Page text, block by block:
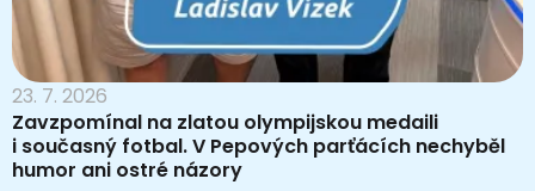
23. 7. 2026
Zavzpomínal na zlatou olympijskou medaili
i současný fotbal. V Pepových parťácích nechyběl
humor ani ostré názory